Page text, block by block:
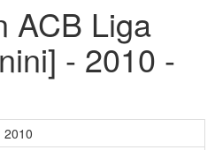
ACB Liga
- 2010 -
2010